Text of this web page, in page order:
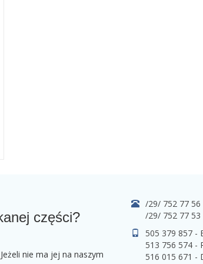
części?
nie ma jej na naszym
/29/ 752 77 56
/29/ 752 77 53
505 379 857 -
513 756 574 -
516 015 671 -